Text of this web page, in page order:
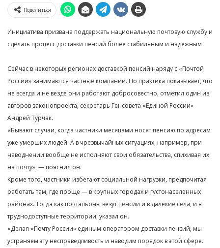
Поделиться
Инициатива призвана поддержать национальную почтовую службу и
сделать процесс доставки пенсий более стабильным и надежным
Сейчас в некоторых регионах доставкой пенсий наряду с «Почтой
России» занимаются частные компании. Но практика показывает, что
не всегда и не везде они работают добросовестно, отметил один из
авторов законопроекта, секретарь Генсовета «Единой России»
Андрей Турчак.
«Бывают случаи, когда частники месяцами носят пенсию по адресам
уже умерших людей. А в чрезвычайных ситуациях, например, при
наводнении вообще не исполняют свои обязательства, спихивая их
на почту», — пояснил он.
Кроме того, частники избегают социальной нагрузки, предпочитая
работать там, где проще — в крупных городах и густонаселенных
районах. Тогда как почтальоны везут пенсии и в далекие села, и в
труднодоступные территории, указал он.
«Делая «Почту России» единым оператором доставки пенсий, мы
устраняем эту несправедливость и наводим порядок в этой сфере.